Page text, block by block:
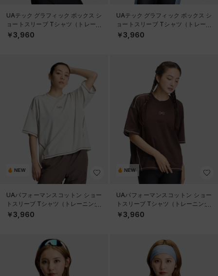
UAテック グラフィック ボックス シ
ョートスリーブ Tシャツ（トレーニ
ング/WOMEN）
￥3,960
UAテック グラフィック ボックス シ
ョートスリーブ Tシャツ（トレーニ
ング/WOMEN）
￥3,960
NEW
UAパフォーマンスコットン ショー
トスリーブ Tシャツ（トレーニング/
WOMEN）
￥3,960
NEW
UAパフォーマンスコットン ショー
トスリーブ Tシャツ（トレーニング/
WOMEN）
￥3,960